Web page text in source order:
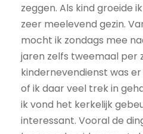
zeggen. Als kind groeide
zeer meelevend gezin.
mocht ik zondags mee
jaren zelfs tweemaal per
kindernevendienst was
of ik daar veel trek in
ik vond het kerkelijk
interessant. Vooral de